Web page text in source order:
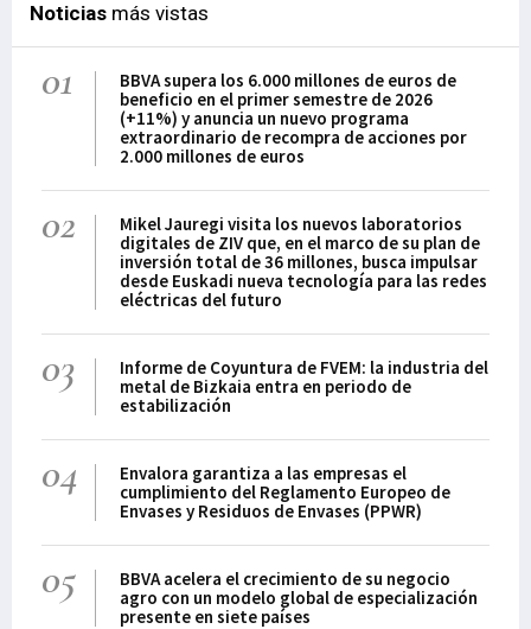
antes y un después en el
largo proceso de
integración del
continente. El Consejo
Europeo aprobó el 21 de
julio un Fondo de
millones de euros que,
sumado a los 1,074
billones de euros del
Plurianual
Noticias más vistas
01
BBVA supera los 6.000 millones de euros de
beneficio en el primer semestre de 2026
(+11%) y anuncia un nuevo programa
extraordinario de recompra de acciones por
2.000 millones de euros
02
Mikel Jauregi visita los nuevos laboratorios
digitales de ZIV que, en el marco de su plan de
inversión total de 36 millones, busca impulsar
desde Euskadi nueva tecnología para las redes
eléctricas del futuro
03
Informe de Coyuntura de FVEM: la industria del
metal de Bizkaia entra en periodo de
estabilización
04
Envalora garantiza a las empresas el
cumplimiento del Reglamento Europeo de
Envases y Residuos de Envases (PPWR)
05
BBVA acelera el crecimiento de su negocio
agro con un modelo global de especialización
presente en siete países